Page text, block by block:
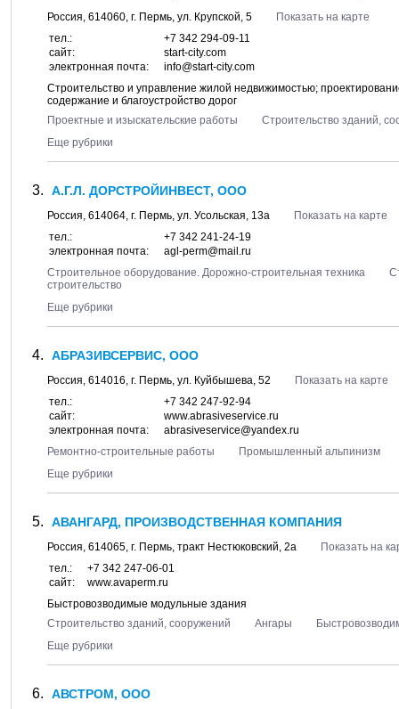
Россия, 614060, г. Пермь, ул. Крупской, 5
Показать на карте
тел.:
+7 342 294-09-11
сайт:
start-city.com
электронная почта:
info@start-city.com
Строительство и управление жилой недвижимостью;
содержание и благоустройство дорог
Проектные и изыскательские работы
Строительство зданий,
Еще рубрики
А.Г.Л. ДОРСТРОЙИНВЕСТ, ООО
Россия, 614064, г. Пермь, ул. Усольская, 13а
Показать на карте
тел.:
+7 342 241-24-19
электронная почта:
agl-perm@mail.ru
Строительное оборудование. Дорожно-строительная техника
строительство
Еще рубрики
АБРАЗИВСЕРВИС, ООО
Россия, 614016, г. Пермь, ул. Куйбышева, 52
Показать на карте
тел.:
+7 342 247-92-94
сайт:
www.abrasiveservice.ru
электронная почта:
abrasiveservice@yandex.ru
Ремонтно-строительные работы
Промышленный альпинизм
Еще рубрики
АВАНГАРД, ПРОИЗВОДСТВЕННАЯ КОМПАНИЯ
Россия, 614065, г. Пермь, тракт Нестюковский, 2а
Показать на
тел.:
+7 342 247-06-01
сайт:
www.avaperm.ru
Быстровозводимые модульные здания
Строительство зданий, сооружений
Ангары
Еще рубрики
АВСТРОМ, ООО